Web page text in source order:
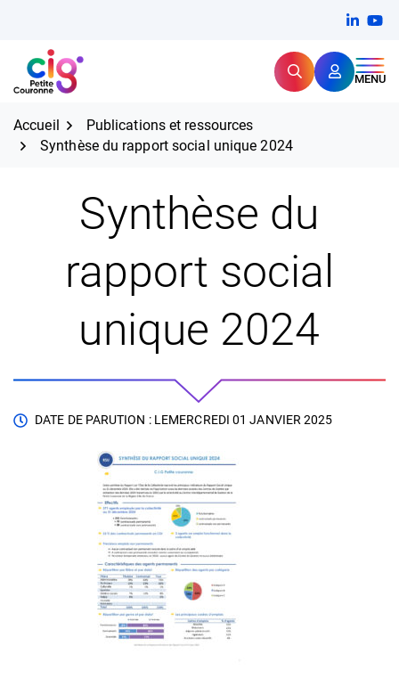
contenu
CIG Petite Couronne RechercherMENU
Expertise et proximité pour
Accueil
Publications et ressources
Synthèse du rapport social unique 2024
Synthèse du
rapport social
unique 2024
DATE DE PARUTION : LEMERCREDI 01 JANVIER 2025